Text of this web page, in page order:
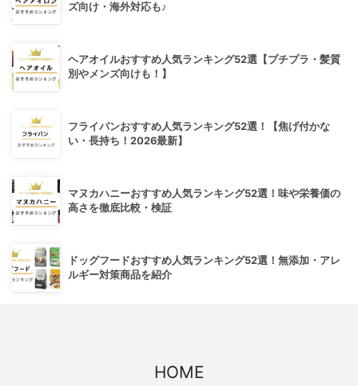
ズ向け・海外対応も♪
ヘアオイルおすすめ人気ランキング52選【プチプラ・髪質
別やメンズ向けも！】
フライパンおすすめ人気ランキング52選！【焦げ付かな
い・長持ち！2026最新】
マヌカハニーおすすめ人気ランキング52選！味や栄養価の
高さを徹底比較・検証
ドッグフードおすすめ人気ランキング52選！無添加・アレ
ルギー対策商品を紹介
HOME